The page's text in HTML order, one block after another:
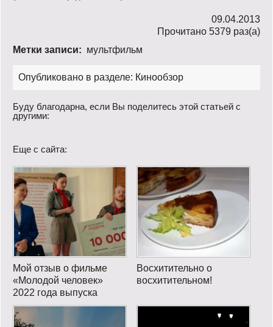
09.04.2013
Прочитано 5379 раз(a)
Метки записи: мультфильм
Опубликовано в разделе: Кинообзор
Буду благодарна, если Вы поделитесь этой статьей с
другими:
Еще с сайта:
Мой отзыв о фильме
«Молодой человек»
2022 года выпуска
Восхитительно о
восхитительном!